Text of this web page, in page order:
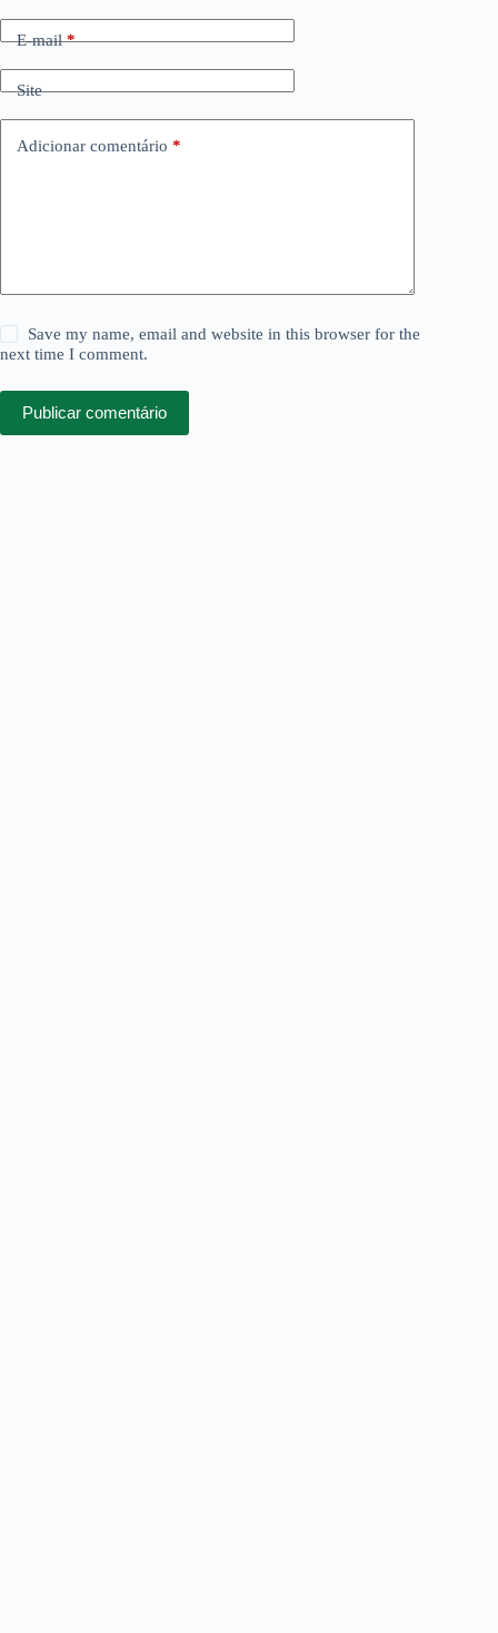
E-mail*
Site
Adicionar comentário *
Save my name, email and website in this browser for the
next time I comment.
Publicar comentário